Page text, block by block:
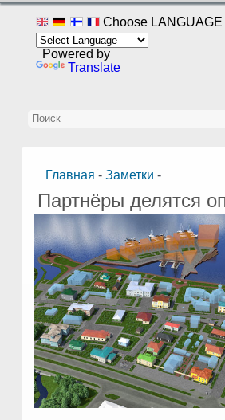
Choose LANGUAGE
Powered by
Translate
Главная - Заметки -
Партнёры делятся